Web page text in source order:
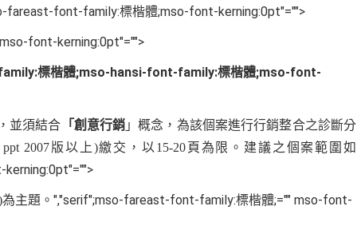
fareast-font-family:標楷體;mso-font-kerning:0pt"="">
font-kerning:0pt"="">
標楷體;mso-hansi-font-family:標楷體;mso-font-
並須結合 「創意行銷 」概念，為該個案進行行銷整合之診斷分
2007版以上 )繳交，以 15-20頁為限。建議之個案範圍如
為主題。","serif";mso-fareast-font-family:標楷體;="" mso-font-